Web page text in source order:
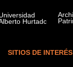
SITIOS DE INTERÉS